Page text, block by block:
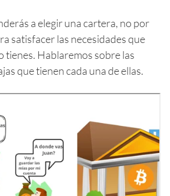
a elegir una cartera, no por
satisfacer las necesidades que
tienes. Hablaremos sobre las
que tienen cada una de ellas.